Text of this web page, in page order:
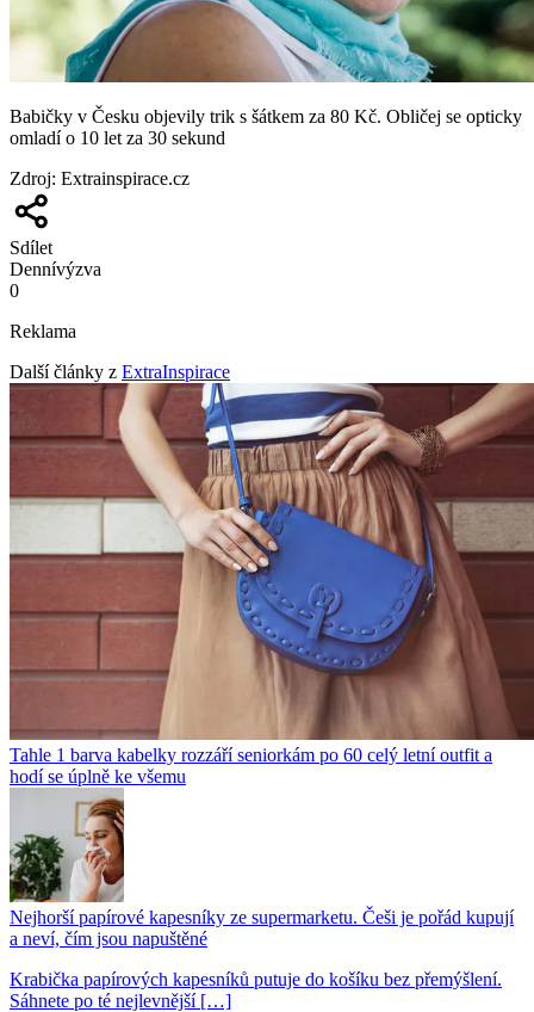
Babičky v Česku objevily trik s šátkem za 80 Kč. Obličej se opticky
omladí o 10 let za 30 sekund
Zdroj: Extrainspirace.cz
Sdílet
Dennívýzva
0
Reklama
Další články z ExtraInspirace
Tahle 1 barva kabelky rozzáří seniorkám po 60 celý letní outfit a
hodí se úplně ke všemu
Nejhorší papírové kapesníky ze supermarketu. Češi je pořád kupují
a neví, čím jsou napuštěné
Krabička papírových kapesníků putuje do košíku bez přemýšlení.
Sáhnete po té nejlevnější […]